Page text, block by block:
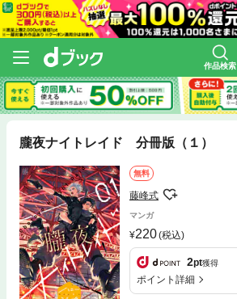
作品検索
朧夜ナイトレイド 分冊版（１）
無料
藤峰式
マンガ
220(税込)
2pt獲得
ポイント詳細